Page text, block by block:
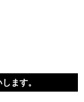
ます。